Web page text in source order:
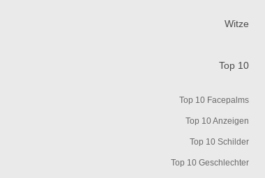
Witze
Top 10
Top 10 Facepalms
Top 10 Anzeigen
Top 10 Schilder
Top 10 Geschlechter